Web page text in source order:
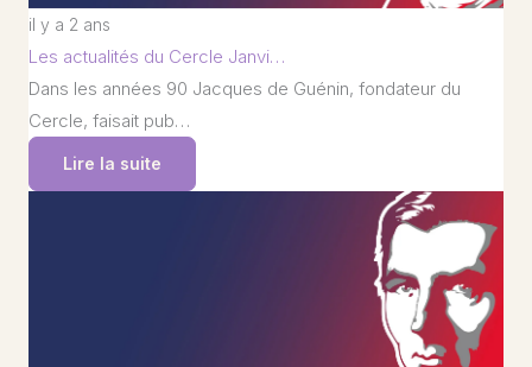
il y a 2 ans
Les actualités du Cercle Janvi…
Dans les années 90 Jacques de Guénin, fondateur du
Cercle, faisait pub…
Lire la suite